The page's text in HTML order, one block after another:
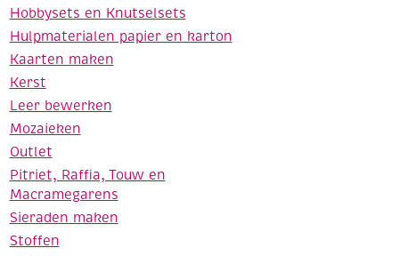
Hobbysets en Knutselsets
Hulpmaterialen papier en karton
Kaarten maken
Kerst
Leer bewerken
Mozaieken
Outlet
Pitriet, Raffia, Touw en
Macramegarens
Sieraden maken
Stoffen